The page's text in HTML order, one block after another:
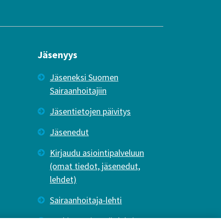
Jäsenyys
Jäseneksi Suomen
Sairaanhoitajiin
Jäsentietojen päivitys
Jäsenedut
Kirjaudu asiointipalveluun
(omat tiedot, jäsenedut,
lehdet)
Sairaanhoitaja-lehti